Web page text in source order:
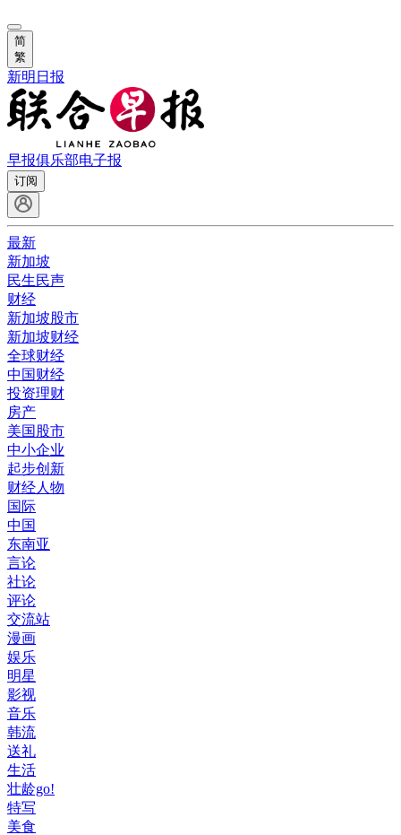
简
繁
新明日报
早报俱乐部电子报
订阅
最新
新加坡
民生民声
财经
新加坡股市
新加坡财经
全球财经
中国财经
投资理财
房产
美国股市
中小企业
起步创新
财经人物
国际
中国
东南亚
言论
社论
评论
交流站
漫画
娱乐
明星
影视
音乐
韩流
送礼
生活
壮龄go!
特写
美食